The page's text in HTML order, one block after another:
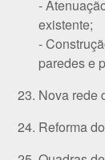
-
existente;
-
paredes e
Nova rede
Reforma